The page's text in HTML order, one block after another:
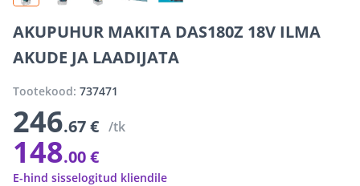
AKUPUHUR MAKITA DAS180Z 18V ILMA
AKUDE JA LAADIJATA
Tootekood: 737471
246.67 € /tk
148.00 €
E-hind sisselogitud kliendile